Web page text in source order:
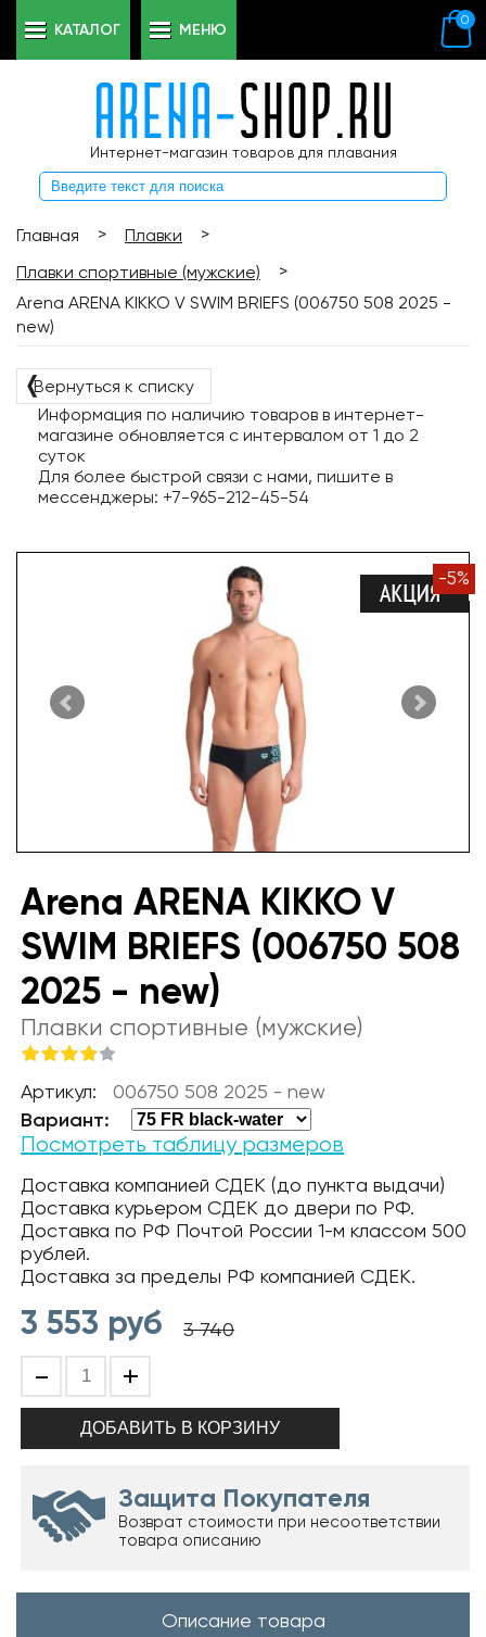
Интернет-магазин товаров для плавания
0
КАТАЛОГ МЕНЮ
Главная > Плавки
>
Плавки спортивные (мужские)
>
Arena ARENA KIKKO V SWIM BRIEFS (006750 508 2025 -
new)
❬Вернуться к списку
Информация по наличию товаров в интернет-
магазине обновляется с интервалом от 1 до 2
суток
Для более быстрой связи с нами, пишите в
мессенджеры: +7-965-212-45-54
-5%
Arena ARENA KIKKO V
SWIM BRIEFS (006750 508
2025 - new)
Плавки спортивные (мужские)
Артикул: 006750 508 2025 - new
Вариант:
Посмотреть таблицу размеров
Доставка компанией СДЕК (до пункта выдачи)
Доставка курьером СДЕК до двери по РФ.
Доставка по РФ Почтой России 1-м классом 500
рублей.
Доставка за пределы РФ компанией СДЕК.
3 553 руб 3 740
- +
Защита Покупателя
Возврат стоимости при несоответствии
товара описанию
Описание товара